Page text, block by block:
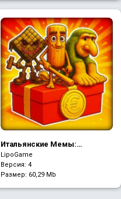
Итальянские Мемы:
Коллекция
LipoGame
Версия: 4
Размер: 60,29 Mb